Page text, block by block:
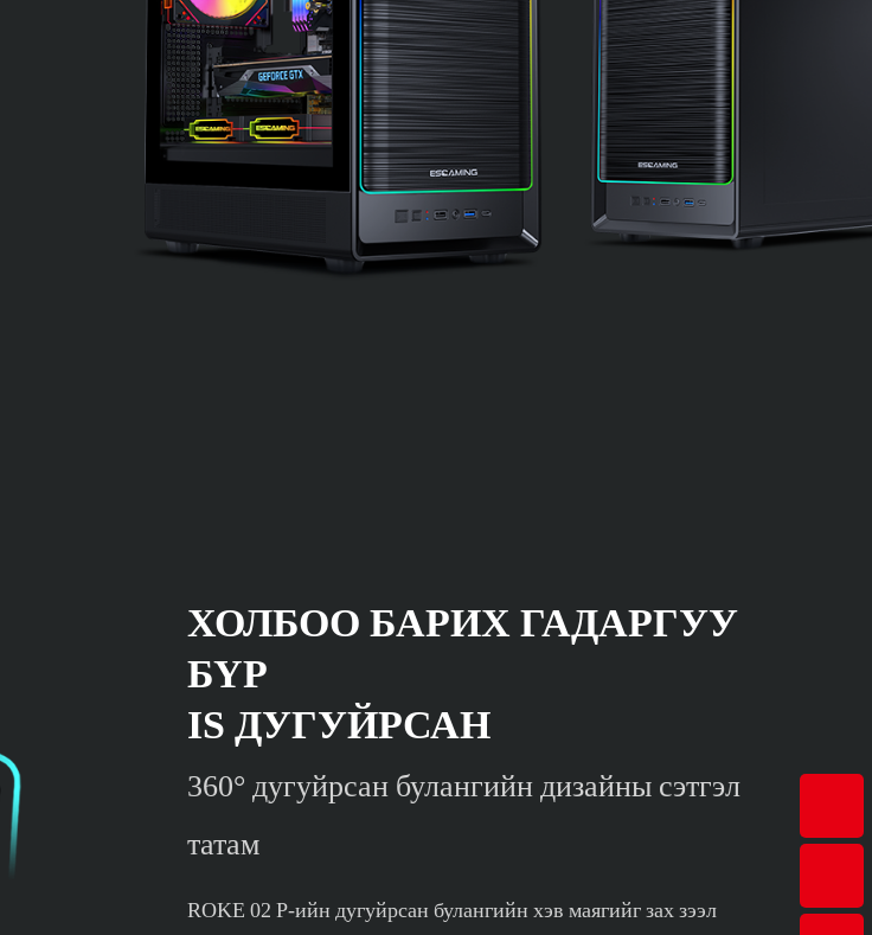
ХОЛБОО БАРИХ ГАДАРГУУ
БҮР
IS ДУГУЙРСАН
360° дугуйрсан булангийн дизайны сэтгэл
татам
ROKE 02 P-ийн дугуйрсан булангийн хэв маягийг зах зээл